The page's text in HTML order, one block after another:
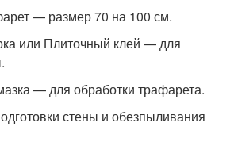
— размер 70 на 100 см.
или Плиточный клей — для
— для обработки трафарета.
стены и обезпыливания